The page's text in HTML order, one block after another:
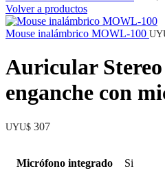
Volver a productos
Mouse inalámbrico MOWL-100
Auricular
enganche con
UYU$ 307
Micrófono integrado Si